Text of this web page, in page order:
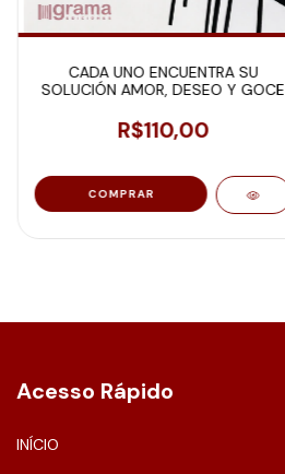
CADA UNO ENCUENTRA SU
SOLUCIÓN AMOR, DESEO Y GOCE
R$110,00
Acesso Rápido
INÍCIO